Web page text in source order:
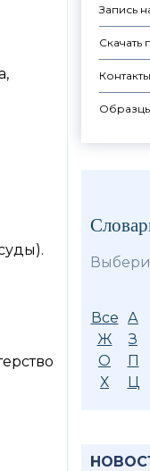
Запись
Скачать
Контакты
Все А
Ж
З
О
П
Х
Ц